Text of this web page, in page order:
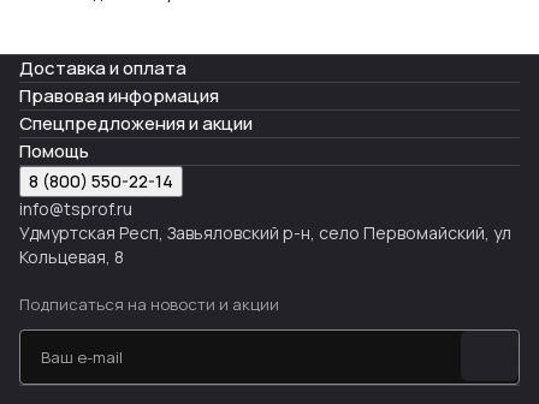
Доставка и оплата
Правовая информация
Спецпредложения и акции
Помощь
8 (800) 550-22-14
info@tsprof.ru
Удмуртская Респ, Завьяловский р-н, село Первомайский, ул
Кольцевая, 8
Подписаться на новости и акции